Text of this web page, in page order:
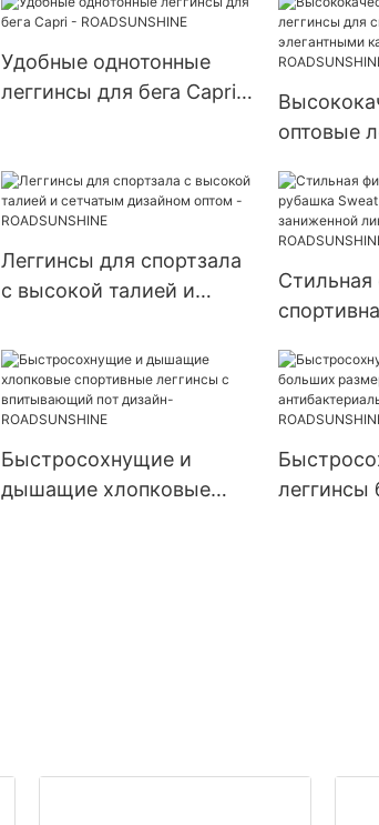
блоков -
Удобные однотонные
леггинсы для бега Capri -
оптовые
Леггинсы для спортзала
с высокой талией и
оптом - ROADSUNSHINE
Стильная
вырезом,
линией
Быстросохнущие и
дышащие хлопковые
леггинсы